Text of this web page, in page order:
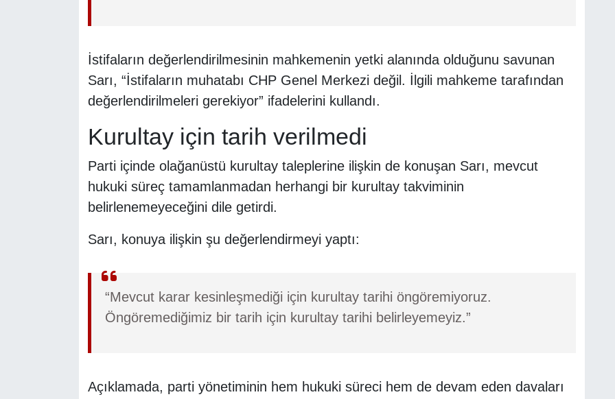
İstifaların değerlendirilmesinin mahkemenin yetki alanında olduğunu savunan
Sarı, “İstifaların muhatabı CHP Genel Merkezi değil. İlgili mahkeme tarafından
değerlendirilmeleri gerekiyor” ifadelerini kullandı.
Kurultay için tarih verilmedi
Parti içinde olağanüstü kurultay taleplerine ilişkin de konuşan Sarı, mevcut
hukuki süreç tamamlanmadan herhangi bir kurultay takviminin
belirlenemeyeceğini dile getirdi.
Sarı, konuya ilişkin şu değerlendirmeyi yaptı:
“Mevcut karar kesinleşmediği için kurultay tarihi öngöremiyoruz.
Öngöremediğimiz bir tarih için kurultay tarihi belirleyemeyiz.”
Açıklamada, parti yönetiminin hem hukuki süreci hem de devam eden davaları